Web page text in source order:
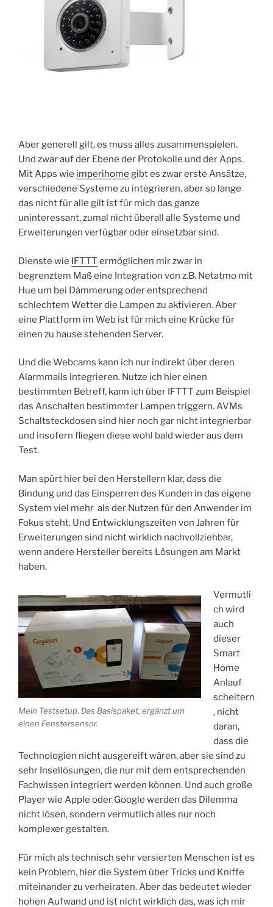
Aber generell gilt, es muss alles zusammenspielen.
Und zwar auf der Ebene der Protokolle und der Apps.
Mit Apps wie imperihome gibt es zwar erste Ansätze,
verschiedene Systeme zu integrieren, aber so lange
das nicht für alle gilt ist für mich das ganze
uninteressant, zumal nicht überall alle Systeme und
Erweiterungen verfügbar oder einsetzbar sind.
Dienste wie IFTTT ermöglichen mir zwar in
begrenztem Maß eine Integration von z.B. Netatmo mit
Hue um bei Dämmerung oder entsprechend
schlechtem Wetter die Lampen zu aktivieren. Aber
eine Plattform im Web ist für mich eine Krücke für
einen zu hause stehenden Server.
Und die Webcams kann ich nur indirekt über deren
Alarmmails integrieren. Nutze ich hier einen
bestimmten Betreff, kann ich über IFTTT zum Beispiel
das Anschalten bestimmter Lampen triggern. AVMs
Schaltsteckdosen sind hier noch gar nicht integrierbar
und insofern fliegen diese wohl bald wieder aus dem
Test.
Man spürt hier bei den Herstellern klar, dass die
Bindung und das Einsperren des Kunden in das eigene
System viel mehr als der Nutzen für den Anwender im
Fokus steht. Und Entwicklungszeiten von Jahren für
Erweiterungen sind nicht wirklich nachvollziehbar,
wenn andere Hersteller bereits Lösungen am Markt
haben.
Mein Testsetup. Das Basispaket, ergänzt um
einen Fenstersensor.
Vermutli
ch wird
auch
dieser
Smart
Home
Anlauf
scheitern
, nicht
daran,
dass die
Technologien nicht ausgereift wären, aber sie sind zu
sehr Insellösungen, die nur mit dem entsprechenden
Fachwissen integriert werden können. Und auch große
Player wie Apple oder Google werden das Dilemma
nicht lösen, sondern vermutlich alles nur noch
komplexer gestalten.
Für mich als technisch sehr versierten Menschen ist es
kein Problem, hier die System über Tricks und Kniffe
miteinander zu verheiraten. Aber das bedeutet wieder
hohen Aufwand und ist nicht wirklich das, was ich mir